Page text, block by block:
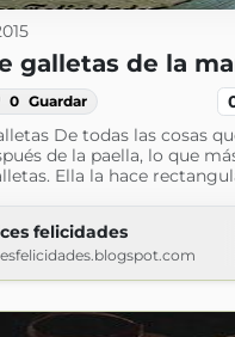
galletas de la
0 Guardar
De todas las cosas
de la paella, lo que
Ella la hace
felicidades